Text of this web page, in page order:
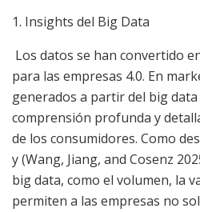
1. Insights del Big Data
Los datos se han convertido
para las empresas 4.0. En
generados a partir del big
comprensión profunda y
de los consumidores. Como
y (Wang, Jiang, and Cosenz
big data, como el volumen, la
permiten a las empresas no